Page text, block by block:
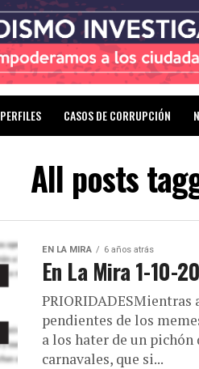
PERFILES CASOS DE CORRUPCIÓN
All posts
EN LA MIRA 6 años atrás
En La Mira 1-10-20
PRIORIDADESMientras
pendientes de los
a los hater de un pichón
carnavales, que si...